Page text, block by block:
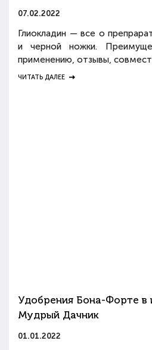
07.02.2022
Глиокладин — все о
и черной ножки.
применению, отзывы,
ЧИТАТЬ ДАЛЕЕ
Удобрения Бона-Форте в
Мудрый Дачник
01.01.2022